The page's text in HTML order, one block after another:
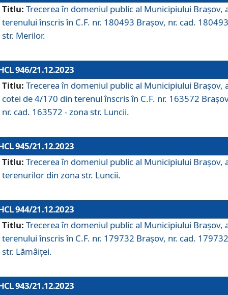
Titlu: Trecerea în domeniul public al Municipiului Braşov,
terenului înscris în C.F. nr. 180493 Brașov, nr. cad.
str. Merilor.
946/21.12.2023
Titlu: Trecerea în domeniul public al Municipiului Braşov,
cotei de 4/170 din terenul înscris în C.F. nr. 163572
nr. cad. 163572 - zona str. Luncii.
945/21.12.2023
Titlu: Trecerea în domeniul public al Municipiului Braşov,
terenurilor din zona str. Luncii.
944/21.12.2023
Titlu: Trecerea în domeniul public al Municipiului Braşov,
terenului înscris în C.F. nr. 179732 Brașov, nr. cad.
str. Lămâiței.
943/21.12.2023